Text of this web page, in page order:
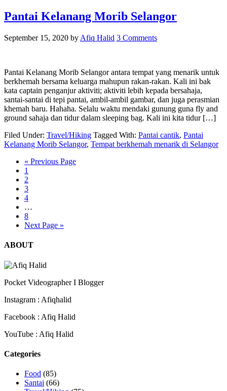
Pantai Kelanang Morib Selangor
September 15, 2020 by Afiq Halid 3 Comments
Pantai Kelanang Morib Selangor antara tempat yang menarik untuk
berkhemah bersama keluarga mahupun rakan-rakan. Kali ini bak
kata captain penganjur aktiviti; aktiviti lebih kepada bersahaja,
santai-santai di tepi pantai, ambil-ambil gambar, dan juga perasmian
khemah baru. Hahaha. Selalu waktu mendaki gunung guna fly and
ground sahaja dan tidur dalam sleeping bag. Kali ini kita tidur […]
Filed Under: Travel/Hiking Tagged With: Pantai cantik, Pantai
Kelanang Morib Selangor, Tempat berkhemah menarik di Selangor
« Previous Page
1
2
3
4
…
8
Next Page »
ABOUT
Pocket Videographer I Blogger
Instagram : Afiqhalid
Facebook : Afiq Halid
YouTube : Afiq Halid
Categories
Food (85)
Santai (66)